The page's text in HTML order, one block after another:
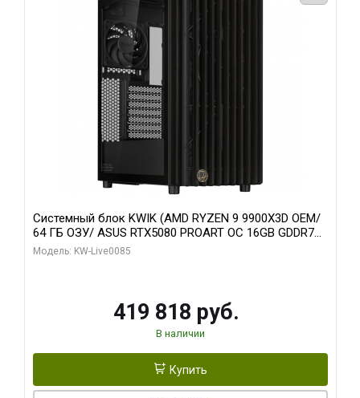
Системный блок KWIK (AMD RYZEN 9 9900X3D OEM/
64 ГБ ОЗУ/ ASUS RTX5080 PROART OC 16GB GDDR7
256bit Type-C DP 2/ 960 ГБ SSD)
Модель: KW-Live0085
419 818 руб.
В наличии
Купить